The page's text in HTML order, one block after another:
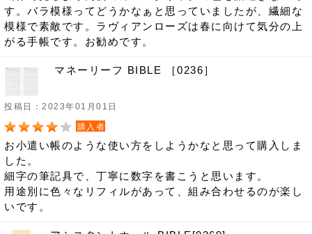
す。バラ模様ってどうかなぁと思っていましたが、繊細な
模様で素敵です。ラヴィアンローズは春に向けて気分の上
がる手帳です。お勧めです。
マネーリーフ BIBLE ［0236］
投稿日：2023年01月01日
購入者
お小遣い帳のような使い方をしようかなと思って購入しま
した。
細字の筆記具で、丁寧に数字を書こうと思います。
用途別に色々なリフィルがあって、組み合わせるのが楽し
いです。